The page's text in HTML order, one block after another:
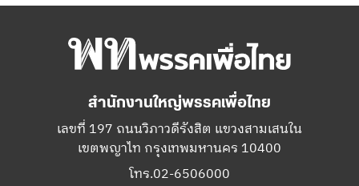
สำนักงานใหญ่พรรคเพื่อไทย
เลขที่ 197 ถนนวิภาวดีรังสิต แขวงสามเสนใน
เขตพญาไท กรุงเทพมหานคร 10400
โทร.02-6506000